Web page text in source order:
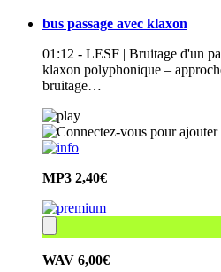
bus passage avec klaxon
01:12 - LESF | Bruitage d'un
klaxon polyphonique –
bruitage…
MP3 2,40€
WAV 6,00€